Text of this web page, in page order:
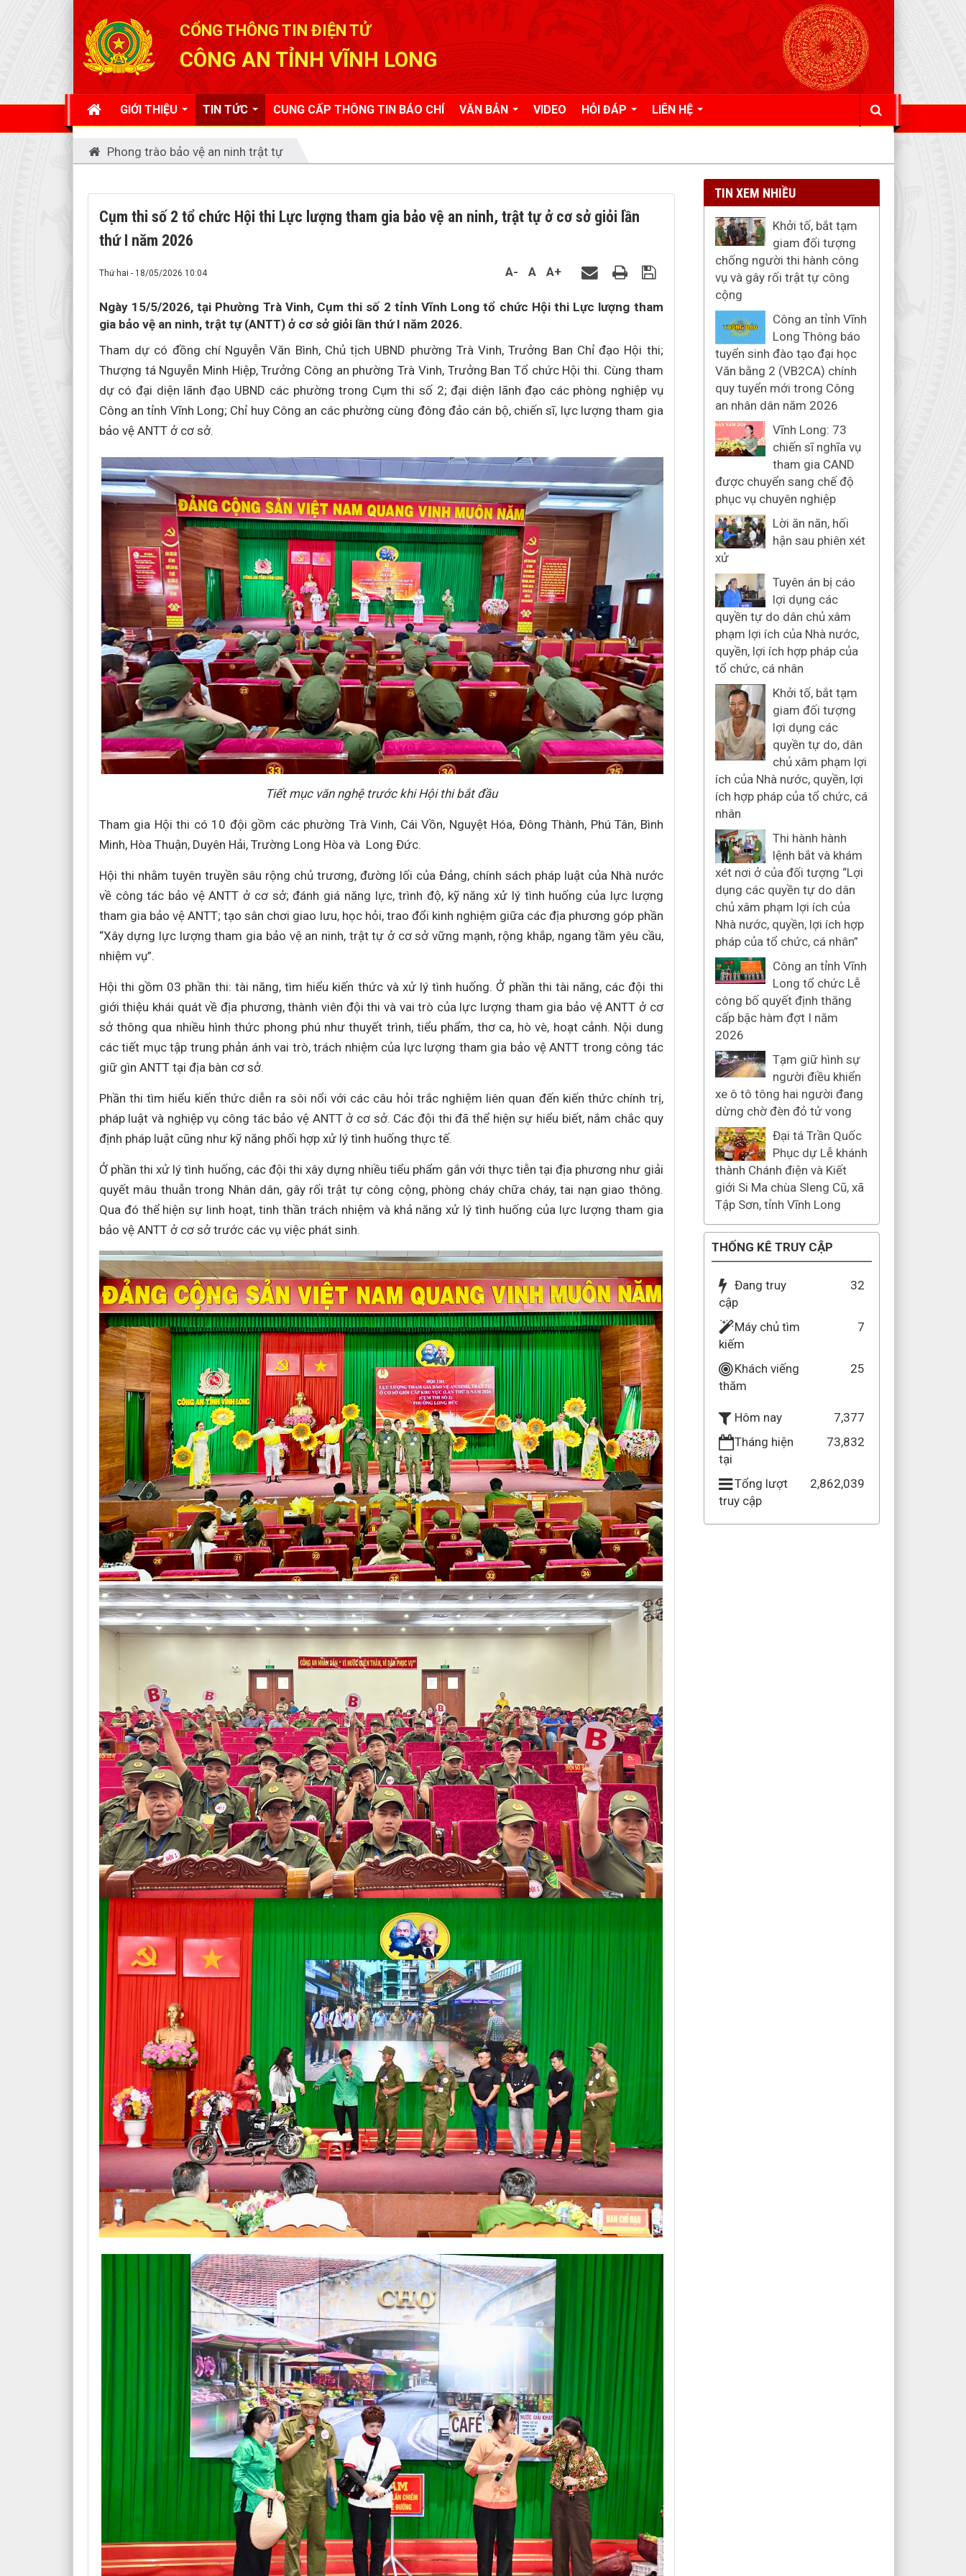
CỔNG THÔNG TIN ĐIỆN TỬ
CÔNG AN TỈNH VĨNH LONG
GIỚI THIỆU TIN TỨC CUNG CẤP THÔNG TIN BÁO CHÍ VĂN BẢN VIDEO HỎI ĐÁP LIÊN HỆ
Phong trào bảo vệ an ninh trật tự
Cụm thi số 2 tổ chức Hội thi Lực lượng tham gia bảo vệ an ninh, trật tự ở cơ sở giỏi lần
thứ I năm 2026
Thứ hai - 18/05/2026 10:04 A- A A+
Ngày 15/5/2026, tại Phường Trà Vinh, Cụm thi số 2 tỉnh Vĩnh Long tổ chức Hội thi Lực lượng tham
gia bảo vệ an ninh, trật tự (ANTT) ở cơ sở giỏi lần thứ I năm 2026.
Tham dự có đồng chí Nguyễn Văn Bình, Chủ tịch UBND phường Trà Vinh, Trưởng Ban Chỉ đạo Hội thi;
Thượng tá Nguyễn Minh Hiệp, Trưởng Công an phường Trà Vinh, Trưởng Ban Tổ chức Hội thi. Cùng tham
dự có đại diện lãnh đạo UBND các phường trong Cụm thi số 2; đại diện lãnh đạo các phòng nghiệp vụ
Công an tỉnh Vĩnh Long; Chỉ huy Công an các phường cùng đông đảo cán bộ, chiến sĩ, lực lượng tham gia
bảo vệ ANTT ở cơ sở.
Tiết mục văn nghệ trước khi Hội thi bắt đầu
Tham gia Hội thi có 10 đội gồm các phường Trà Vinh, Cái Vồn, Nguyệt Hóa, Đông Thành, Phú Tân, Bình
Minh, Hòa Thuận, Duyên Hải, Trường Long Hòa và Long Đức.
Hội thi nhằm tuyên truyền sâu rộng chủ trương, đường lối của Đảng, chính sách pháp luật của Nhà nước
về công tác bảo vệ ANTT ở cơ sở; đánh giá năng lực, trình độ, kỹ năng xử lý tình huống của lực lượng
tham gia bảo vệ ANTT; tạo sân chơi giao lưu, học hỏi, trao đổi kinh nghiệm giữa các địa phương góp phần
“Xây dựng lực lượng tham gia bảo vệ an ninh, trật tự ở cơ sở vững mạnh, rộng khắp, ngang tầm yêu cầu,
nhiệm vụ”.
Hội thi gồm 03 phần thi: tài năng, tìm hiểu kiến thức và xử lý tình huống. Ở phần thi tài năng, các đội thi
giới thiệu khái quát về địa phương, thành viên đội thi và vai trò của lực lượng tham gia bảo vệ ANTT ở cơ
sở thông qua nhiều hình thức phong phú như thuyết trình, tiểu phẩm, thơ ca, hò vè, hoạt cảnh. Nội dung
các tiết mục tập trung phản ánh vai trò, trách nhiệm của lực lượng tham gia bảo vệ ANTT trong công tác
giữ gìn ANTT tại địa bàn cơ sở.
Phần thi tìm hiểu kiến thức diễn ra sôi nổi với các câu hỏi trắc nghiệm liên quan đến kiến thức chính trị,
pháp luật và nghiệp vụ công tác bảo vệ ANTT ở cơ sở. Các đội thi đã thể hiện sự hiểu biết, nắm chắc quy
định pháp luật cũng như kỹ năng phối hợp xử lý tình huống thực tế.
Ở phần thi xử lý tình huống, các đội thi xây dựng nhiều tiểu phẩm gắn với thực tiễn tại địa phương như giải
quyết mâu thuẫn trong Nhân dân, gây rối trật tự công cộng, phòng cháy chữa cháy, tai nạn giao thông.
Qua đó thể hiện sự linh hoạt, tinh thần trách nhiệm và khả năng xử lý tình huống của lực lượng tham gia
bảo vệ ANTT ở cơ sở trước các vụ việc phát sinh.
TIN XEM NHIỀU
Khởi tố, bắt tạm
giam đối tượng
chống người thi hành công
vụ và gây rối trật tự công
cộng
Công an tỉnh Vĩnh
Long Thông báo
tuyển sinh đào tạo đại học
Văn bằng 2 (VB2CA) chính
quy tuyển mới trong Công
an nhân dân năm 2026
Vĩnh Long: 73
chiến sĩ nghĩa vụ
tham gia CAND
được chuyển sang chế độ
phục vụ chuyên nghiệp
Lời ăn năn, hối
hận sau phiên xét
xử
Tuyên án bị cáo
lợi dụng các
quyền tự do dân chủ xâm
phạm lợi ích của Nhà nước,
quyền, lợi ích hợp pháp của
tổ chức, cá nhân
Khởi tố, bắt tạm
giam đối tượng
lợi dụng các
quyền tự do, dân
chủ xâm phạm lợi
ích của Nhà nước, quyền, lợi
ích hợp pháp của tổ chức, cá
nhân
Thi hành hành
lệnh bắt và khám
xét nơi ở của đối tượng “Lợi
dụng các quyền tự do dân
chủ xâm phạm lợi ích của
Nhà nước, quyền, lợi ích hợp
pháp của tổ chức, cá nhân”
Công an tỉnh Vĩnh
Long tổ chức Lễ
công bố quyết định thăng
cấp bậc hàm đợt I năm
2026
Tạm giữ hình sự
người điều khiển
xe ô tô tông hai người đang
dừng chờ đèn đỏ tử vong
Đại tá Trần Quốc
Phục dự Lễ khánh
thành Chánh điện và Kiết
giới Si Ma chùa Sleng Cũ, xã
Tập Sơn, tỉnh Vĩnh Long
THỐNG KÊ TRUY CẬP
Đang truy
cập
32
Máy chủ tìm
kiếm
7
Khách viếng
thăm
25
Hôm nay
7,377
Tháng hiện
tại
73,832
Tổng lượt
truy cập
2,862,039